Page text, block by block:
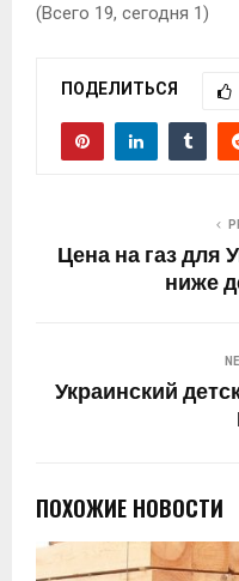
(Всего 19, сегодня 1)
ПОДЕЛИТЬСЯ
Цена на газ для
ниже
Украинский
ПОХОЖИЕ НОВОСТИ